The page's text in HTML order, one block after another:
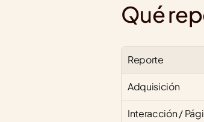
Qué
Reporte
Adquisición
Interacción /